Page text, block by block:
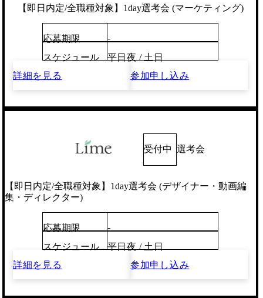
【即日内定/全職種対象】1day選考会 (マーケティング)
応募期限
-
スケジュール
平日夜 / 土日
詳細を見る
参加申し込み
受付中 選考会
【即日内定/全職種対象】1day選考会 (デザイナー・動画編
集・ディレクター)
応募期限
-
スケジュール
平日夜 / 土日
詳細を見る
参加申し込み